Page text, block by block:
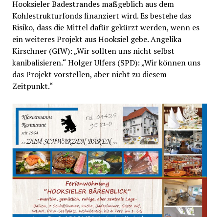
Hooksieler Badestrandes maßgeblich aus dem
Kohlestrukturfonds finanziert wird. Es bestehe das
Risiko, dass die Mittel dafür gekürzt werden, wenn es
ein weiteres Projekt aus Hooksiel gebe. Angelika
Kirschner (GfW): „Wir sollten uns nicht selbst
kanibalisieren.“ Holger Ulfers (SPD): „Wir können uns
das Projekt vorstellen, aber nicht zu diesem
Zeitpunkt.“